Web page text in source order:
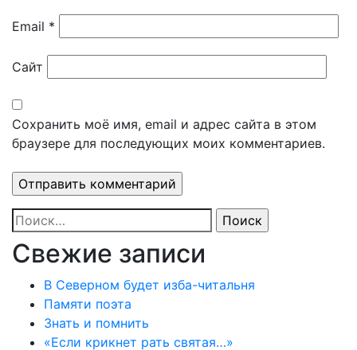
Email *
Сайт
Сохранить моё имя, email и адрес сайта в этом
браузере для последующих моих комментариев.
Найти:
Свежие записи
В Северном будет изба-читальня
Памяти поэта
Знать и помнить
«Если крикнет рать святая…»